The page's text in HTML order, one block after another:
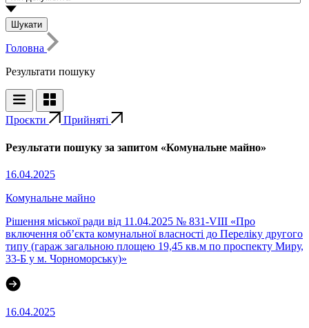
Шукати
Головна
Результати пошуку
Проєкти Прийняті
Результати пошуку за запитом «Комунальне майно»
16.04.2025
Комунальне майно
Рішення міської ради від 11.04.2025 № 831-VIII «Про
включення об’єкта комунальної власності до Переліку другого
типу (гараж загальною площею 19,45 кв.м по проспекту Миру,
33-Б у м. Чорноморську)»
16.04.2025